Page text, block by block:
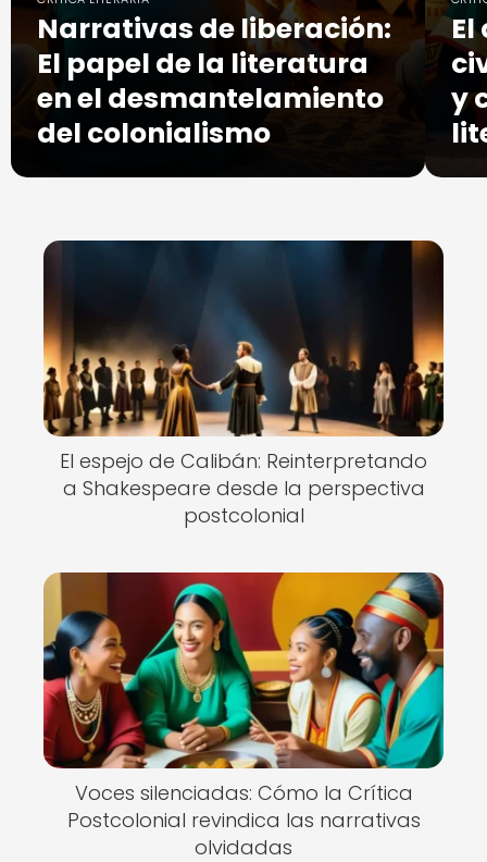
Narrativas de liberación:
El papel de la literatura
en el desmantelamiento
del colonialismo
El
y
El espejo de Calibán: Reinterpretando
a Shakespeare desde la perspectiva
postcolonial
Voces silenciadas: Cómo la Crítica
Postcolonial revindica las narrativas
olvidadas